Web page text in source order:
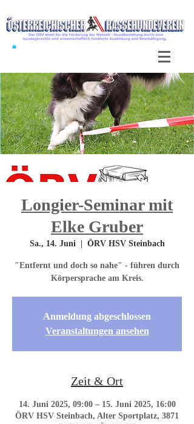
Longier-Seminar mit
Elke Gruber
Sa., 14. Juni
  |
ÖRV HSV Steinbach
"Entfernt und doch so nahe" - führen durch
Körpersprache am Kreis.
Anmeldung abgeschlossen
Veranstaltungen ansehen
Zeit & Ort
14. Juni 2025, 09:00 – 15. Juni 2025, 16:00
ÖRV HSV Steinbach, Alter Sportplatz, 3871